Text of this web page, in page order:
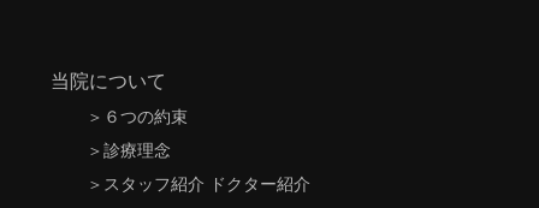
当院について
＞ ６つの約束
＞診療理念
＞ スタッフ紹介 ドクター紹介